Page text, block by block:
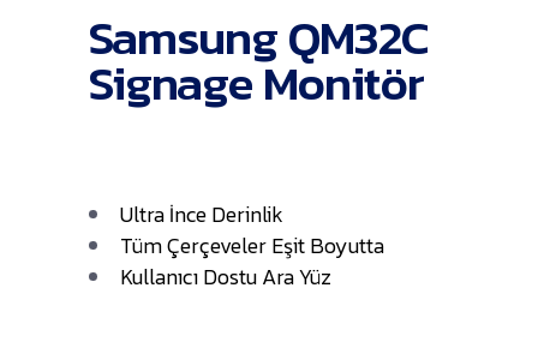
Samsung QM32C
Signage Monitör
Ultra İnce Derinlik
Tüm Çerçeveler Eşit Boyutta
Kullanıcı Dostu Ara Yüz